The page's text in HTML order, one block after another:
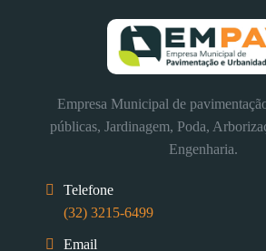
Empresa Municipal de
públicas, Jardinagem, Poda,
Engenharia.
Telefone
(32) 3215-6499
Email